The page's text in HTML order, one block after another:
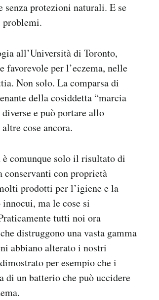
protezioni naturali. E se
problemi.
all’Università di Toronto,
favorevole per l’eczema, nelle
Non solo. La comparsa di
della cosiddetta “marcia
e può portare allo
cose ancora.
comunque solo il risultato di
conservanti con proprietà
prodotti per l’igiene e la
ma le cose si
tutti noi ora
distruggono una vasta gamma
abbiano alterato i nostri
per esempio che i
di un batterio che può uccidere